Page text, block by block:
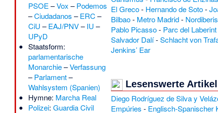
PSOE –Vox –Podemos
–Ciudadanos –ERC–
CiU –EAJ/PNV–IU –
UPyD
Staatsform:
parlamentarische
Monarchie–Verfassung
–Parlament–
Wahlsystem (Spanien)
Hymne: Marcha Real
Polizei: Guardia Civil
El Greco- Hernando de Soto-
Bilbao- Metro Madrid-
Pablo Picasso- Parc del Laberint
Salvador Dalí-Schlacht von
Jenkins’ Ear
Lesenswerte Artikel
Diego Rodríguez de Silva y
Empúries - Englisch-Spanischer